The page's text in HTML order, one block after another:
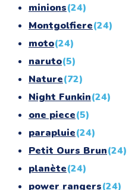
minions(24)
Montgolfiere(24)
moto(24)
naruto(5)
Nature(72)
Night Funkin(24)
one piece(5)
parapluie(24)
Petit Ours Brun(24)
planète(24)
power rangers(24)